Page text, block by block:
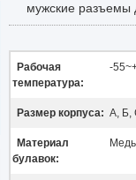
мужские разъемы
Рабочая
температура:
-
Размер корпуса: А, Б,
Материал
булавок: